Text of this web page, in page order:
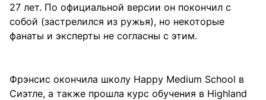
27 лет. По официальной версии он покончил с
собой (застрелился из ружья), но некоторые
фанаты и эксперты не согласны с этим.
Фрэнсис окончила школу Happy Medium School в
Сиэтле, а также прошла курс обучения в Highland